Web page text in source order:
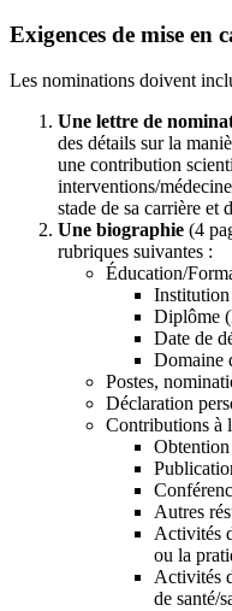
Exigences de mise en
Les nominations doivent
Une lettre de
des détails sur la
une contribution
interventions/
stade de sa carrière et
Une biographie (4
rubriques suivantes :
Éducation/
Diplôme
Date de
Domaine
Postes,
Déclaration
Contributions à
Autres
Activités
ou la
Activités
de santé/